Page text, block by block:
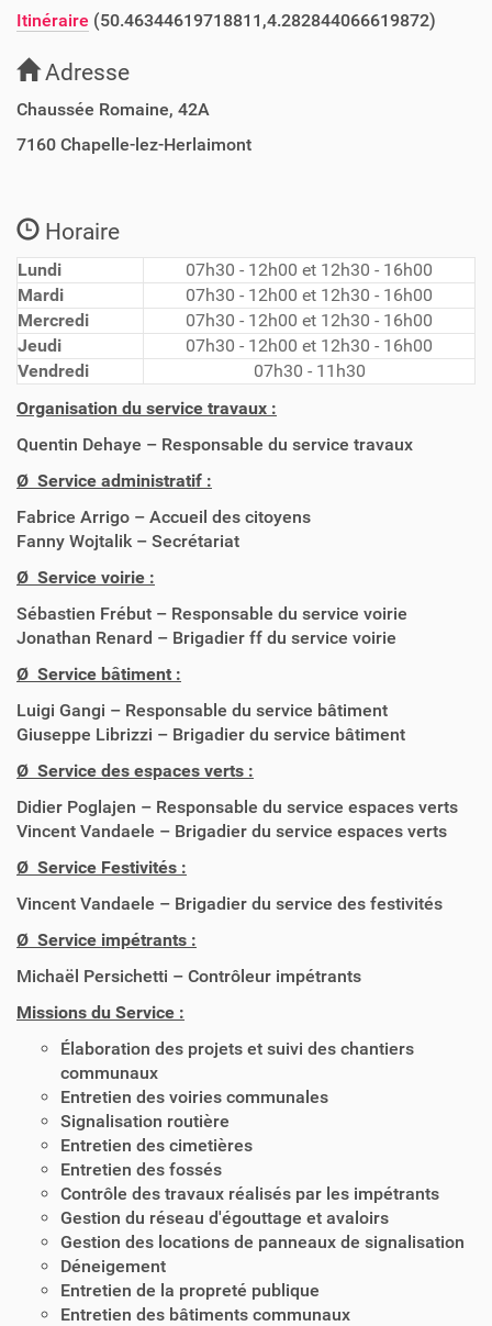
Itinéraire (50.46344619718811,4.282844066619872)
Adresse
Chaussée Romaine, 42A
7160 Chapelle-lez-Herlaimont
Horaire
Lundi
07h30 - 12h00 et 12h30 - 16h00
Mardi
07h30 - 12h00 et 12h30 - 16h00
Mercredi
07h30 - 12h00 et 12h30 - 16h00
Jeudi
07h30 - 12h00 et 12h30 - 16h00
Vendredi
07h30 - 11h30
Organisation du service travaux :
Quentin Dehaye – Responsable du service travaux
Ø Service administratif :
Fabrice Arrigo – Accueil des citoyens
Fanny Wojtalik – Secrétariat
Ø Service voirie :
Sébastien Frébut – Responsable du service voirie
Jonathan Renard – Brigadier ff du service voirie
Ø Service bâtiment :
Luigi Gangi – Responsable du service bâtiment
Giuseppe Librizzi – Brigadier du service bâtiment
Ø Service des espaces verts :
Didier Poglajen – Responsable du service espaces verts
Vincent Vandaele – Brigadier du service espaces verts
Ø Service Festivités :
Vincent Vandaele – Brigadier du service des festivités
Ø Service impétrants :
Michaël Persichetti – Contrôleur impétrants
Missions du Service :
Élaboration des projets et suivi des chantiers
communaux
Entretien des voiries communales
Signalisation routière
Entretien des cimetières
Entretien des fossés
Contrôle des travaux réalisés par les impétrants
Gestion du réseau d'égouttage et avaloirs
Gestion des locations de panneaux de signalisation
Déneigement
Entretien de la propreté publique
Entretien des bâtiments communaux